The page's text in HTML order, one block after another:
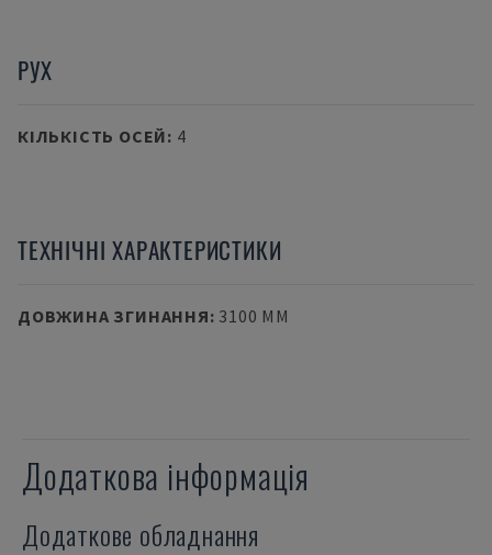
РУХ
КІЛЬКІСТЬ ОСЕЙ: 4
ТЕХНІЧНІ ХАРАКТЕРИСТИКИ
ДОВЖИНА ЗГИНАННЯ: 3100 MM
Додаткова інформація
Додаткове обладнання